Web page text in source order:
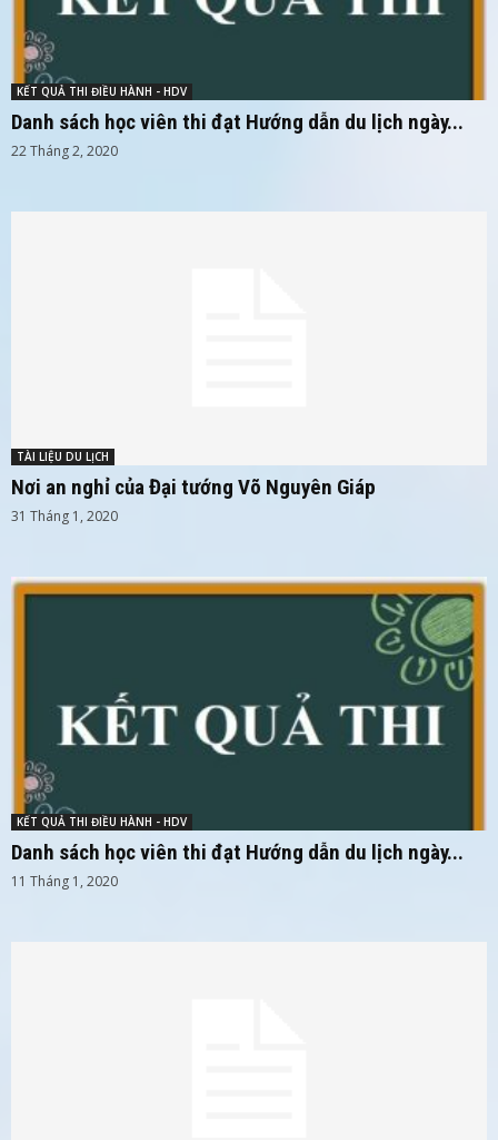
KẾT QUẢ THI ĐIỀU HÀNH - HDV
Danh sách học viên thi đạt Hướng dẫn du lịch ngày...
22 Tháng 2, 2020
TÀI LIỆU DU LỊCH
Nơi an nghỉ của Đại tướng Võ Nguyên Giáp
31 Tháng 1, 2020
KẾT QUẢ THI ĐIỀU HÀNH - HDV
Danh sách học viên thi đạt Hướng dẫn du lịch ngày...
11 Tháng 1, 2020